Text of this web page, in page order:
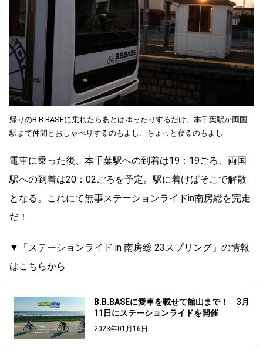
帰りのB.B.BASEに乗れたらあとはゆったりするだけ。本千葉駅か両国
駅まで仲間とおしゃべりするのもよし、ちょっと寝るのもよし
電車に乗った後、本千葉駅への到着は19：19ごろ、両国
駅への到着は20：02ごろを予定。駅に着けばそこで解散
となる。これにて無事ステーションライドin南房総を完走
だ！
▼「ステーションライド in 南房総 23スプリング」の情報
はこちらから
B.B.BASEに愛車を載せて館山まで！ 3月
11日にステーションライドを開催
2023年01月16日